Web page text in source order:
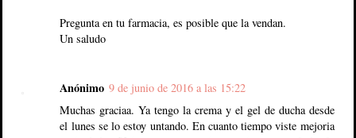
Pregunta en tu farmacia, es posible que la vendan.
Un saludo
Anónimo 9 de junio de 2016 a las 15:22
Muchas graciaa. Ya tengo la crema y el gel de ducha desde
el lunes se lo estoy untando. En cuanto tiempo viste mejoria